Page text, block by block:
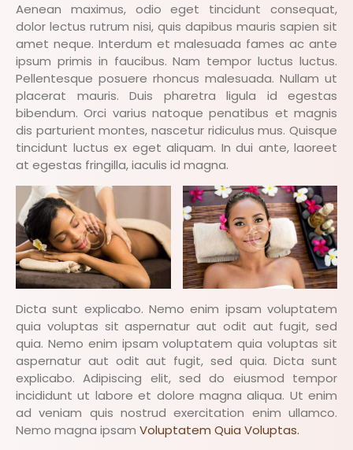
Aenean maximus, odio eget tincidunt consequat,
dolor lectus rutrum nisi, quis dapibus mauris sapien sit
amet neque. Interdum et malesuada fames ac ante
ipsum primis in faucibus. Nam tempor luctus luctus.
Pellentesque posuere rhoncus malesuada. Nullam ut
placerat mauris. Duis pharetra ligula id egestas
bibendum. Orci varius natoque penatibus et magnis
dis parturient montes, nascetur ridiculus mus. Quisque
tincidunt luctus ex eget aliquam. In dui ante, laoreet
at egestas fringilla, iaculis id magna.
Dicta sunt explicabo. Nemo enim ipsam voluptatem
quia voluptas sit aspernatur aut odit aut fugit, sed
quia. Nemo enim ipsam voluptatem quia voluptas sit
aspernatur aut odit aut fugit, sed quia. Dicta sunt
explicabo. Adipiscing elit, sed do eiusmod tempor
incididunt ut labore et dolore magna aliqua. Ut enim
ad veniam quis nostrud exercitation enim ullamco.
Nemo magna ipsam Voluptatem Quia Voluptas.